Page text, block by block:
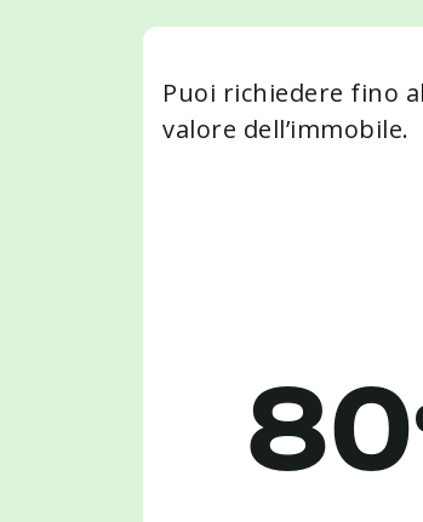
Puoi richiedere fino
valore dell’immobile.
80